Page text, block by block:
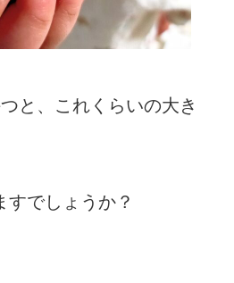
と、これくらいの大き
すでしょうか？